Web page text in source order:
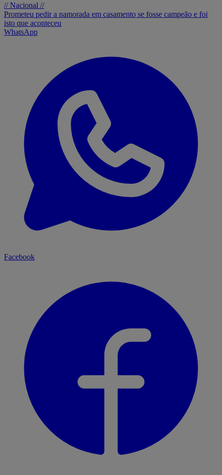
// Nacional //
Prometeu pedir a namorada em casamento se fosse campeão e foi
isto que aconteceu
WhatsApp
Facebook